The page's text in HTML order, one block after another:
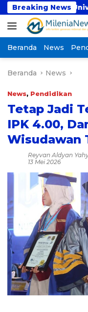
Langsung
ke
konten
Breaking News
dan Universitas
Beranda News
Beranda News
News, Pendidikan
Tetap Jadi
IPK 4.00,
Wisudawan
Reyvan Aldyan
13 Mei 2026